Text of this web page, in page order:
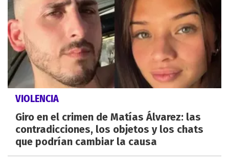
VIOLENCIA
Giro en el crimen de Matías Álvarez: las
contradicciones, los objetos y los chats
que podrían cambiar la causa